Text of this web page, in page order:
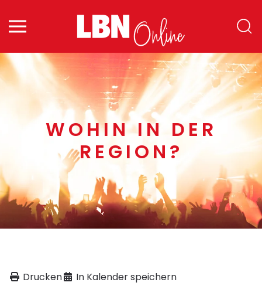
Zum Hauptinhalt springen
WOHIN IN DER
REGION?
Drucken In Kalender speichern